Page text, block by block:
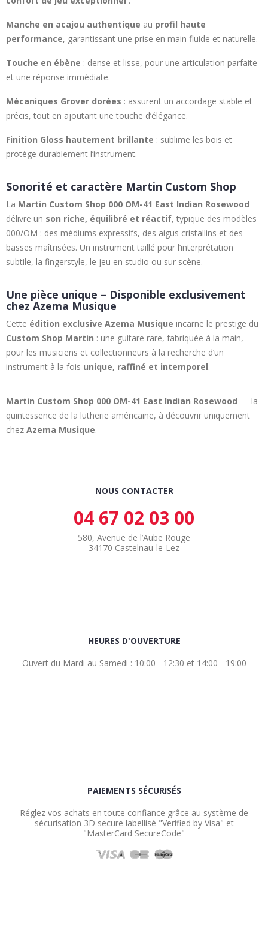
Manche en acajou authentique au profil haute
performance, garantissant une prise en main fluide et naturelle.
Touche en ébène : dense et lisse, pour une articulation parfaite
et une réponse immédiate.
Mécaniques Grover dorées : assurent un accordage stable et
précis, tout en ajoutant une touche d’élégance.
Finition Gloss hautement brillante : sublime les bois et
protège durablement l’instrument.
Sonorité et caractère Martin Custom Shop
La Martin Custom Shop 000 OM-41 East Indian Rosewood
délivre un son riche, équilibré et réactif, typique des modèles
000/OM : des médiums expressifs, des aigus cristallins et des
basses maîtrisées. Un instrument taillé pour l’interprétation
subtile, la fingerstyle, le jeu en studio ou sur scène.
Une pièce unique – Disponible exclusivement
chez Azema Musique
Cette édition exclusive Azema Musique incarne le prestige du
Custom Shop Martin : une guitare rare, fabriquée à la main,
pour les musiciens et collectionneurs à la recherche d’un
instrument à la fois unique, raffiné et intemporel.
Martin Custom Shop 000 OM-41 East Indian Rosewood — la
quintessence de la lutherie américaine, à découvrir uniquement
chez Azema Musique.
NOUS CONTACTER
04 67 02 03 00
580, Avenue de l’Aube Rouge
34170 Castelnau-le-Lez
HEURES D'OUVERTURE
Ouvert du Mardi au Samedi : 10:00 - 12:30 et 14:00 - 19:00
PAIEMENTS SÉCURISÉS
Réglez vos achats en toute confiance grâce au système de
sécurisation 3D secure labellisé "Verified by Visa" et
"MasterCard SecureCode"